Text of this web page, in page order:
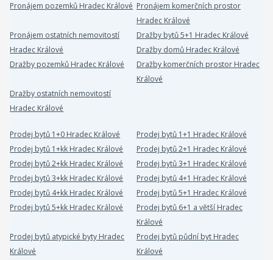
Pronájem pozemků Hradec Králové Pronájem komerčních prostor
Hradec Králové
Pronájem ostatních nemovitostí
Hradec Králové
Dražby bytů 5+1 Hradec Králové
Dražby domů Hradec Králové
Dražby pozemků Hradec Králové
Dražby komerčních prostor Hradec
Králové
Dražby ostatních nemovitostí
Hradec Králové
Prodej bytů 1+0 Hradec Králové
Prodej bytů 1+1 Hradec Králové
Prodej bytů 1+kk Hradec Králové
Prodej bytů 2+1 Hradec Králové
Prodej bytů 2+kk Hradec Králové
Prodej bytů 3+1 Hradec Králové
Prodej bytů 3+kk Hradec Králové
Prodej bytů 4+1 Hradec Králové
Prodej bytů 4+kk Hradec Králové
Prodej bytů 5+1 Hradec Králové
Prodej bytů 5+kk Hradec Králové
Prodej bytů 6+1 a větší Hradec
Králové
Prodej bytů atypické byty Hradec
Králové
Prodej bytů půdní byt Hradec
Králové